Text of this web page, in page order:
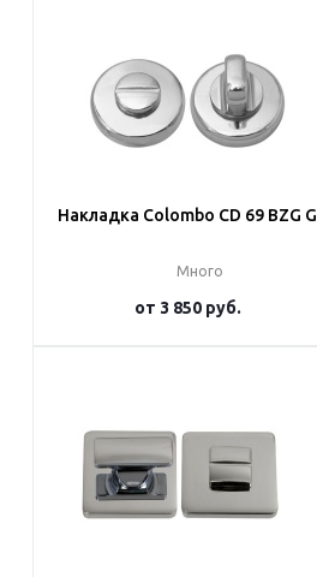
Накладка Colombo CD 69 BZG G
Много
от 3 850 руб.